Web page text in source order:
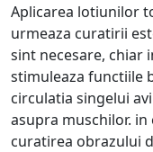
Aplicarea lotiunilor
urmeaza curatirii
sint necesare, chiar
stimuleaza functiile
circulatia singelui
asupra muschilor.
curatirea obrazului